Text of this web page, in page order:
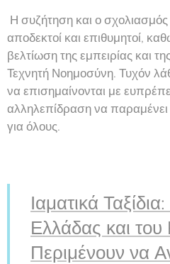
Η συζήτηση και ο σχολιασμός
αποδεκτοί και επιθυμητοί,
βελτίωση της εμπειρίας και
Τεχνητή Νοημοσύνη. Τυχόν
να επισημαίνονται με
αλληλεπίδραση να παραμένει
για όλους.
Ιαματικά
Ελλάδας και
Περιμένουν να